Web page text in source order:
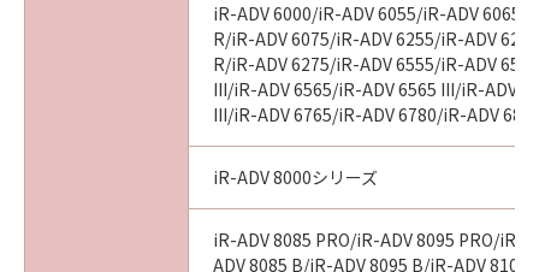
iR-ADV 6000/iR-ADV 6055/iR-ADV 6065/
R/iR-ADV 6075/iR-ADV 6255/iR-ADV
R/iR-ADV 6275/iR-ADV 6555/iR-ADV
III/iR-ADV 6565/iR-ADV 6565 III/iR-ADV
III/iR-ADV 6765/iR-ADV 6780/iR-ADV
iR-ADV 8000シリーズ
iR-ADV 8085 PRO/iR-ADV 8095 PRO/iR-
ADV 8085 B/iR-ADV 8095 B/iR-ADV 8105